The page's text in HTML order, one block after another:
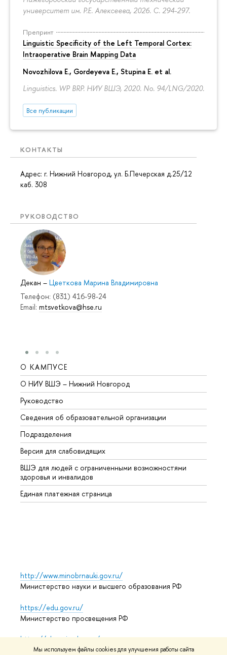
Мы используем файлы cookies для улучшения работы сайта
университет им. Р.Е. Алексеева, 2026. С. 294-297.
Препринт
Linguistic Specificity of the Left Temporal Cortex:
Intraoperative Brain Mapping Data
Novozhilova E., Gordeyeva E., Stupina E. et al.
Linguistics. WP BRP. НИУ ВШЭ, 2020. No. 94/LNG/2020.
Все публикации
КОНТАКТЫ
Адрес: г. Нижний Новгород, ул. Б.Печерская д.25/12
каб. 308
РУКОВОДСТВО
Декан – Цветкова Марина Владимировна
Телефон: (831) 416-98-24
Email: mtsvetkova@hse.ru
О КАМПУСЕ
О НИУ ВШЭ – Нижний Новгород
Руководство
Сведения об образовательной организации
Подразделения
Версия для слабовидящих
ВШЭ для людей с ограниченными возможностями
здоровья и инвалидов
Единая платежная страница
http://www.minobrnauki.gov.ru/
Министерство науки и высшего образования РФ
https://edu.gov.ru/
Министерство просвещения РФ
https://elearning.hse.ru/mooc
Массовые открытые онлайн-курсы